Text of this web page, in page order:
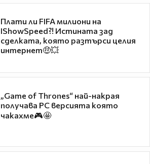
Плати ли FIFA милиони на
IShowSpeed?! Истината зад
сделката, която разтърси целия
интернет🤑💥
„Game of Thrones“ най-накрая
получава PC версията която
чакахме🎮🤩